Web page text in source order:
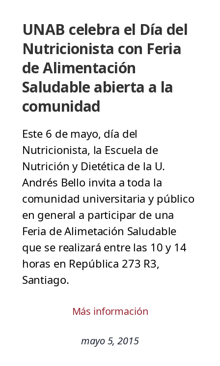
UNAB celebra el Día del
Nutricionista con Feria
de Alimentación
Saludable abierta a la
comunidad
Este 6 de mayo, día del
Nutricionista, la Escuela de
Nutrición y Dietética de la U.
Andrés Bello invita a toda la
comunidad universitaria y público
en general a participar de una
Feria de Alimetación Saludable
que se realizará entre las 10 y 14
horas en República 273 R3,
Santiago.
Más información
mayo 5, 2015